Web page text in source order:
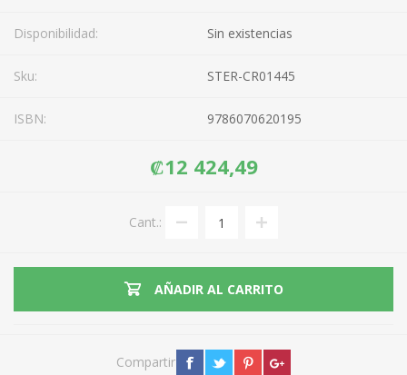
Disponibilidad: Sin existencias
Sku: STER-CR01445
ISBN: 9786070620195
₡12 424,49
Cant.:
AÑADIR AL CARRITO
Compartir